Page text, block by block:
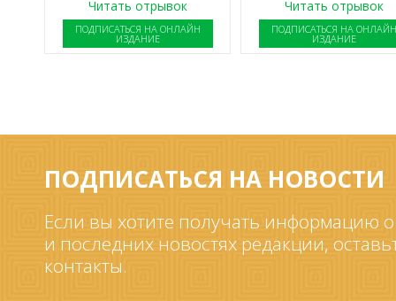
Читать отрывок
ПОДПИСАТЬСЯ НА ОНЛАЙН
ИЗДАНИЕ
Читать отрывок
ПОДПИСАТЬСЯ НА
ИЗДАНИЕ
ПОДПИСАТЬСЯ НА НОВОСТИ
Если вы хотите получать информацию
и последних новостях редакции,
контакты.